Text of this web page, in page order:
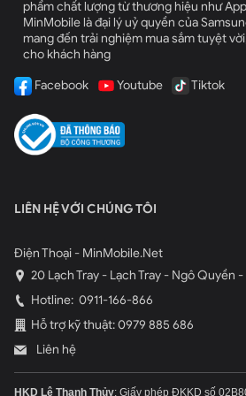
iPhone 8 xách tay cũ, giá rẻ tại Min
Camera sau củaiPhone 8 likenew
Quốc
nhưng nó lại được thiết kế rộng hơn và
hơn. Đặc biệt là có thể hút ánh sáng
biệt so với iPhone 7 tuy nhiên nó vẫn
selfie đẹp mắt, gọi facetime ổn đỉnh.
Bộ nhớ của iPhone 8 64GB cũ
64GB giúp người dùng có được không
phẩm chất lượng từ thương hiệu như
MinMobile là đại lý uỷ quyền của
mang đến trải nghiệm mua sắm tuyệt
cho khách hàng
Facebook Youtube Tiktok
LIÊN HỆ VỚI CHÚNG TÔI
Điện Thoại - MinMobile.Net
20 Lạch Tray - Lạch Tray - Ngô Quyền
Hotline: 0911-166-866
Hỗ trợ kỹ thuật: 0979 885 686
Liên hệ
HKD Lê Thanh Thủy: Giấy phép ĐKKD số